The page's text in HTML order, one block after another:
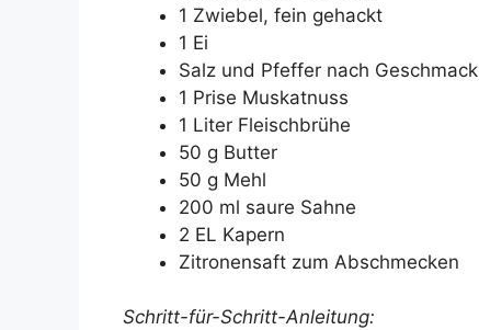
1 Zwiebel, fein gehackt
1 Ei
Salz und Pfeffer nach Geschmack
1 Prise Muskatnuss
1 Liter Fleischbrühe
50 g Butter
50 g Mehl
200 ml saure Sahne
2 EL Kapern
Zitronensaft zum Abschmecken
Schritt-für-Schritt-Anleitung: